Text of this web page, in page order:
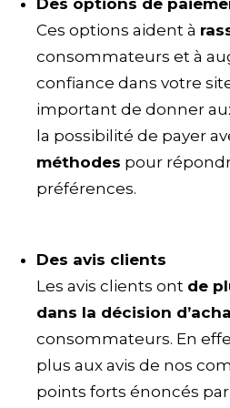
Des options de
Ces options aident à
consommateurs et à
confiance dans votre
important de donner
la possibilité de payer
méthodes pour
préférences.
Des avis clients
Les avis clients ont de
dans la décision
consommateurs. En
plus aux avis de nos
points forts énoncés